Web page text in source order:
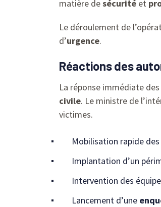
matière desécurité et
Le déroulement de
d’urgence.
Réactions des
La réponse immédiate des
civile. Le ministre de
victimes.
Mobilisation rapide
Implantation d’un
Intervention des
Lancement d’une